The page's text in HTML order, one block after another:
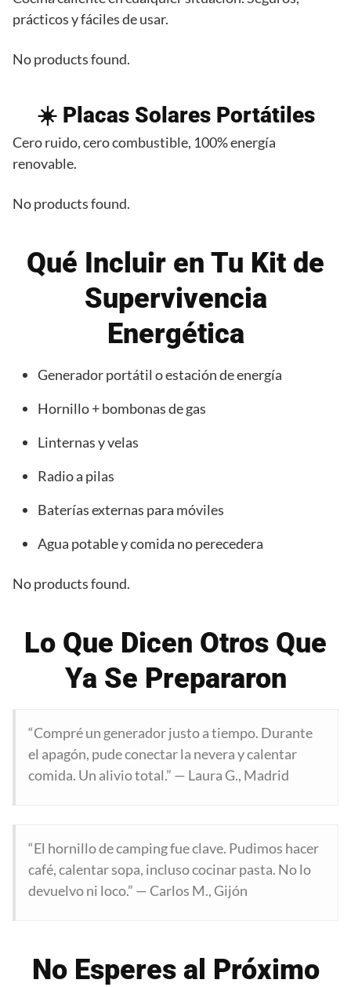
prácticos y fáciles de usar.
No products found.
☀️ Placas Solares Portátiles
Cero ruido, cero combustible, 100% energía
renovable.
No products found.
Qué Incluir en Tu Kit de
Supervivencia
Energética
Generador portátil o estación de energía
Hornillo + bombonas de gas
Linternas y velas
Radio a pilas
Baterías externas para móviles
Agua potable y comida no perecedera
No products found.
Lo Que Dicen Otros Que
Ya Se Prepararon
“Compré un generador justo a tiempo. Durante
el apagón, pude conectar la nevera y calentar
comida. Un alivio total.” — Laura G., Madrid
“El hornillo de camping fue clave. Pudimos hacer
café, calentar sopa, incluso cocinar pasta. No lo
devuelvo ni loco.” — Carlos M., Gijón
No Esperes al Próximo